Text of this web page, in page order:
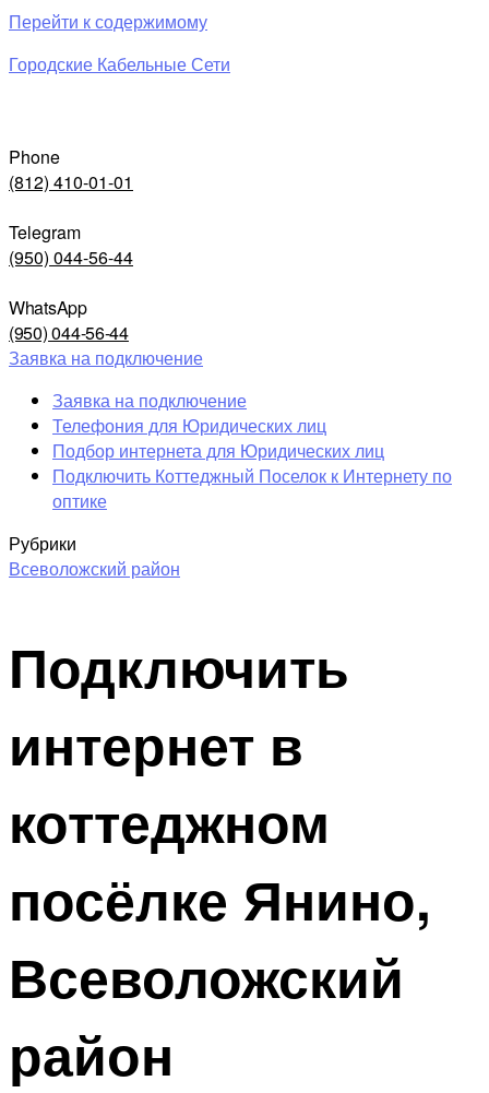
Перейти к содержимому
Городские Кабельные Сети
Phone
(812) 410-01-01
Telegram
(950) 044-56-44
WhatsApp
(950) 044-56-44
Заявка на подключение
Заявка на подключение
Телефония для Юридических лиц
Подбор интернета для Юридических лиц
Подключить Коттеджный Поселок к Интернету по
оптике
Рубрики
Всеволожский район
Подключить
интернет в
коттеджном
посёлке Янино,
Всеволожский
район